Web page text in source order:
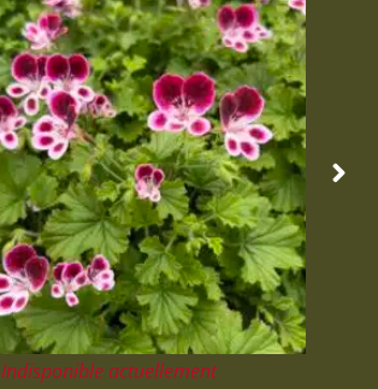
Indisponible actuellement